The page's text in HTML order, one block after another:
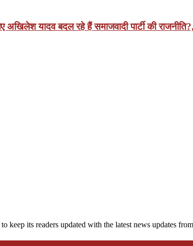
यादव बदल रहे हैं समाजवादी पार्टी की
keep its readers updated with the latest news updates